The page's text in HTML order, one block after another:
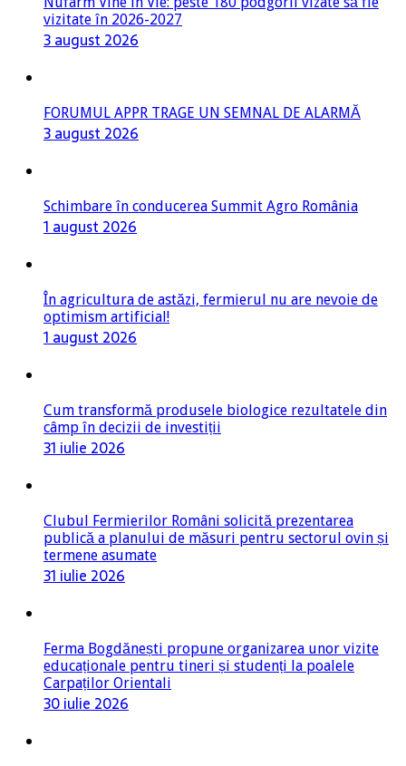
vizitate în 2026-2027
3 august 2026
FORUMUL APPR TRAGE UN SEMNAL DE ALARMĂ
3 august 2026
Schimbare în conducerea Summit Agro România
1 august 2026
În agricultura de astăzi, fermierul nu are nevoie de
optimism artificial!
1 august 2026
Cum transformă produsele biologice rezultatele din
câmp în decizii de investiții
31 iulie 2026
Clubul Fermierilor Români solicită prezentarea
publică a planului de măsuri pentru sectorul ovin și
termene asumate
31 iulie 2026
Ferma Bogdănești propune organizarea unor vizite
educaționale pentru tineri și studenți la poalele
Carpaților Orientali
30 iulie 2026